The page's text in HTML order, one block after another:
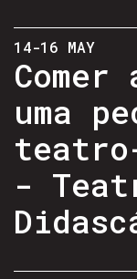
14-16 MAY
uma
-